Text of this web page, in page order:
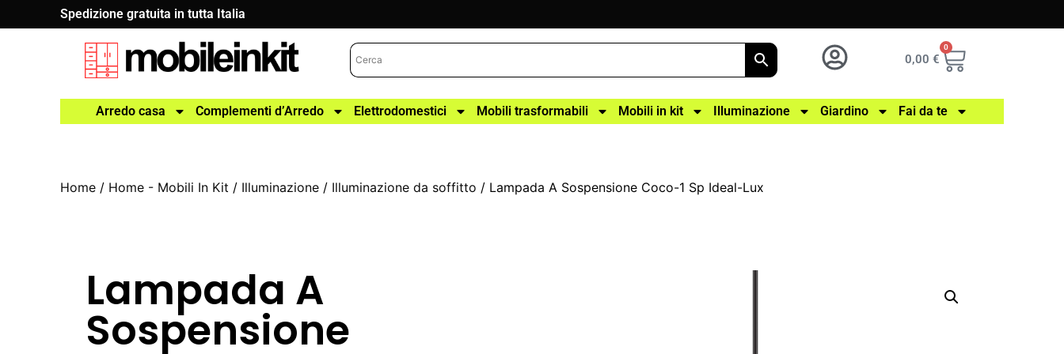
Spedizione gratuita in tutta Italia
0,00 €
0
Arredo casa Complementi d’Arredo Elettrodomestici Mobili trasformabili Mobili in kit Illuminazione Giardino Fai da te
Home / Home - Mobili In Kit / Illuminazione / Illuminazione da soffitto / Lampada A Sospensione Coco-1 Sp Ideal-Lux
Lampada A
Sospensione